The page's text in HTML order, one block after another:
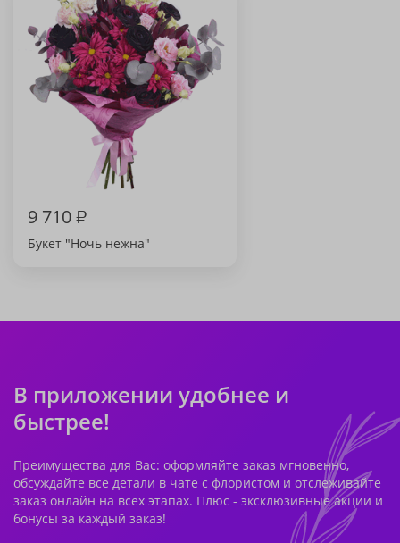
9 710₽
Букет "Ночь нежна"
В приложении удобнее и
быстрее!
Преимущества для Вас: оформляйте заказ мгновенно,
обсуждайте все детали в чате с флористом и отслеживайте
заказ онлайн на всех этапах. Плюс - эксклюзивные акции и
бонусы за каждый заказ!